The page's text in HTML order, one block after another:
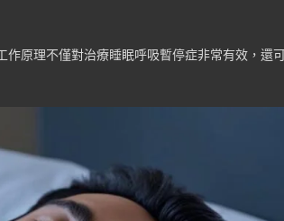
原理不僅對治療睡眠呼吸暫停症非常有效，還